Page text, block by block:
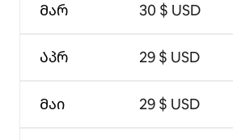
Მარ
Აპრ
Მაი
30 $ USD
29 $ USD
29 $ USD